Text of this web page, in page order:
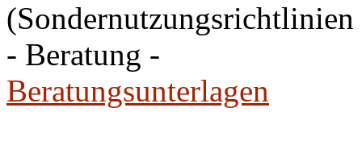
(Sondernutzungsrichtlinien
- Beratung -
Beratungsunterlagen